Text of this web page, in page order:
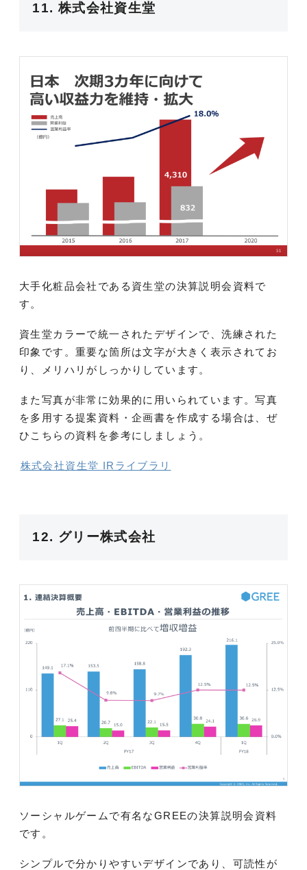
11. 株式会社資生堂
大手化粧品会社である資生堂の決算説明会資料で
す。
資生堂カラーで統一されたデザインで、洗練された
印象です。重要な箇所は文字が大きく表示されてお
り、メリハリがしっかりしています。
また写真が非常に効果的に用いられています。写真
を多用する提案資料・企画書を作成する場合は、ぜ
ひこちらの資料を参考にしましょう。
株式会社資生堂 IRライブラリ
12. グリー株式会社
ソーシャルゲームで有名なGREEの決算説明会資料
です。
シンプルで分かりやすいデザインであり、可読性が